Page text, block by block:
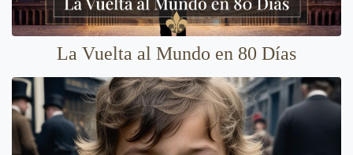
La Vuelta al Mundo en 80 Días